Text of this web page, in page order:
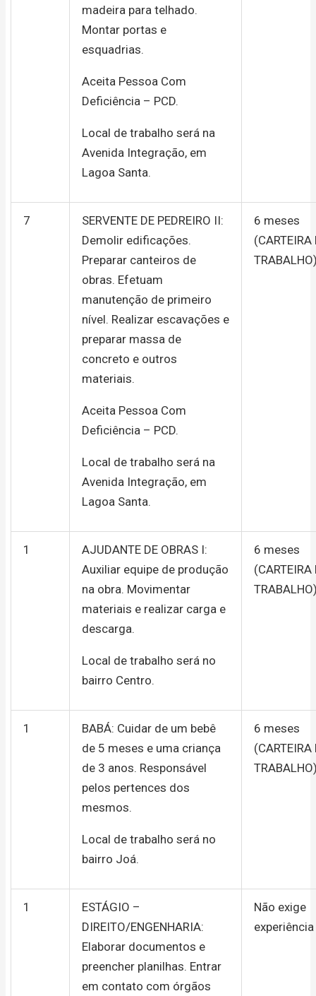
madeira para telhado.
Montar portas e
esquadrias.
Aceita Pessoa Com
Deficiência – PCD.
Local de trabalho será na
Avenida Integração, em
Lagoa Santa.
7
SERVENTE DE PEDREIRO II:
Demolir edificações.
Preparar canteiros de
obras. Efetuam
manutenção de primeiro
nível. Realizar escavações e
preparar massa de
concreto e outros
materiais.
Aceita Pessoa Com
Deficiência – PCD.
Local de trabalho será na
Avenida Integração, em
Lagoa Santa.
6 meses
(CARTEIRA
1
AJUDANTE DE OBRAS I:
Auxiliar equipe de produção
na obra. Movimentar
materiais e realizar carga e
descarga.
Local de trabalho será no
bairro Centro.
6 meses
(CARTEIRA
1
BABÁ: Cuidar de um bebê
de 5 meses e uma criança
de 3 anos. Responsável
pelos pertences dos
mesmos.
Local de trabalho será no
bairro Joá.
6 meses
(CARTEIRA
1
ESTÁGIO –
DIREITO/ENGENHARIA:
Elaborar documentos e
preencher planilhas. Entrar
em contato com órgãos
Não exige
experiência